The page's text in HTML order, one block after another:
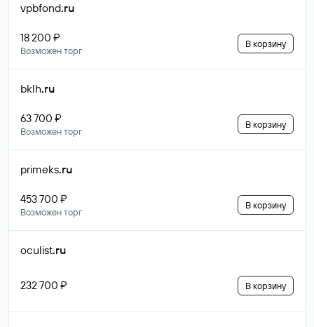
vpbfond.ru
18 200 ₽
Возможен торг
В корзину
bklh.ru
63 700 ₽
Возможен торг
В корзину
primeks.ru
453 700 ₽
Возможен торг
В корзину
oculist.ru
232 700 ₽ В корзину